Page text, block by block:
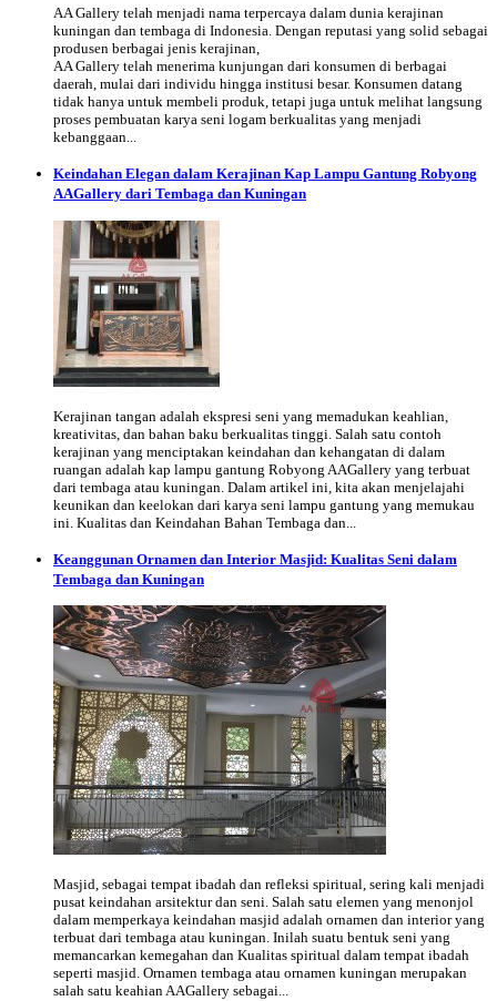
AA Gallery telah menjadi nama terpercaya dalam dunia kerajinan
kuningan dan tembaga di Indonesia. Dengan reputasi yang solid sebagai
produsen berbagai jenis kerajinan,
AA Gallery telah menerima kunjungan dari konsumen di berbagai
daerah, mulai dari individu hingga institusi besar. Konsumen datang
tidak hanya untuk membeli produk, tetapi juga untuk melihat langsung
proses pembuatan karya seni logam berkualitas yang menjadi
kebanggaan...
Keindahan Elegan dalam Kerajinan Kap Lampu Gantung Robyong
AAGallery dari Tembaga dan Kuningan
Kerajinan tangan adalah ekspresi seni yang memadukan keahlian,
kreativitas, dan bahan baku berkualitas tinggi. Salah satu contoh
kerajinan yang menciptakan keindahan dan kehangatan di dalam
ruangan adalah kap lampu gantung Robyong AAGallery yang terbuat
dari tembaga atau kuningan. Dalam artikel ini, kita akan menjelajahi
keunikan dan keelokan dari karya seni lampu gantung yang memukau
ini. Kualitas dan Keindahan Bahan Tembaga dan...
Keanggunan Ornamen dan Interior Masjid: Kualitas Seni dalam
Tembaga dan Kuningan
Masjid, sebagai tempat ibadah dan refleksi spiritual, sering kali menjadi
pusat keindahan arsitektur dan seni. Salah satu elemen yang menonjol
dalam memperkaya keindahan masjid adalah ornamen dan interior yang
terbuat dari tembaga atau kuningan. Inilah suatu bentuk seni yang
memancarkan kemegahan dan Kualitas spiritual dalam tempat ibadah
seperti masjid. Ornamen tembaga atau ornamen kuningan merupakan
salah satu keahian AAGallery sebagai...